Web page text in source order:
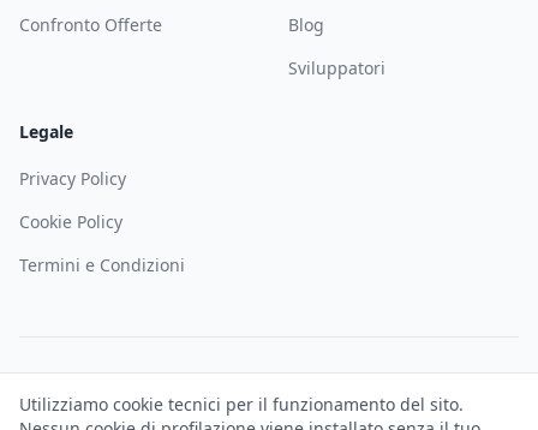
Confronto Offerte
Blog
Sviluppatori
Legale
Privacy Policy
Cookie Policy
Termini e Condizioni
IT02927680344
Utilizziamo cookie tecnici per il funzionamento del sito.